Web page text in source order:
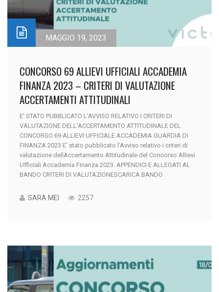
MAGGIO 19, 2023
CONCORSO 69 ALLIEVI UFFICIALI ACCADEMIA
FINANZA 2023 – CRITERI DI VALUTAZIONE
ACCERTAMENTI ATTITUDINALI
E' STATO PUBBLICATO L'AVVISO RELATIVO I CRITERI DI
VALUTAZIONE DELL'ACCERTAMENTO ATTITUDINALE DEL
CONCORSO 69 ALLIEVI UFFICIALE ACCADEMIA GUARDIA DI
FINANZA 2023 E' stato pubblicato l’Avviso relativo i criteri di
valutazione dellAccertamento Attitudinale del Concorso Allievi
Ufficiali Accademia Finanza 2023. APPENDICI E ALLEGATI AL
BANDO CRITERI DI VALUTAZIONESCARICA BANDO
SARA MEI 2257